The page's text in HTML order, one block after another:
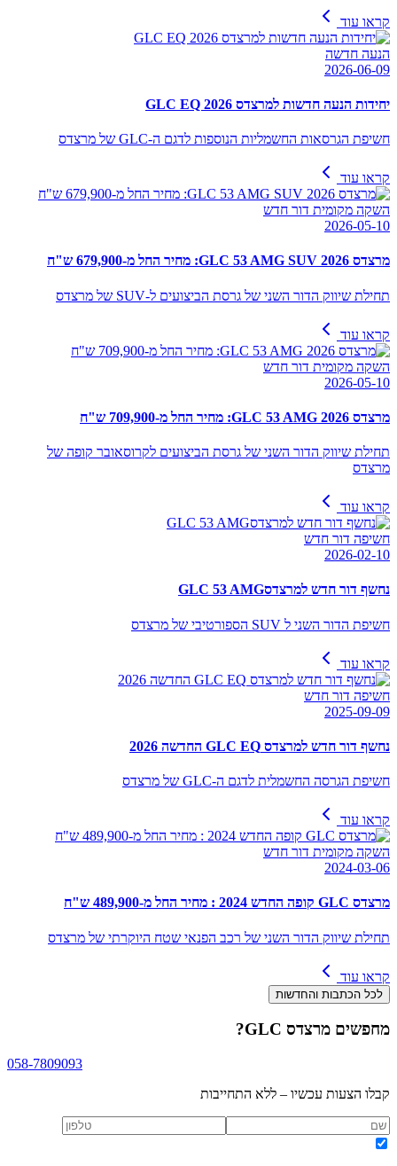
קראו עוד
הנעה חדשה
2026-06-09
יחידות הנעה חדשות למרצדס GLC EQ 2026
חשיפת הגרסאות החשמליות הנוספות לדגם ה-GLC של מרצדס
קראו עוד
השקה מקומית דור חדש
2026-05-10
מרצדס GLC 53 AMG SUV 2026: מחיר החל מ-679,900 ש"ח
תחילת שיווק הדור השני של גרסת הביצועים ל-SUV של מרצדס
קראו עוד
השקה מקומית דור חדש
2026-05-10
מרצדס GLC 53 AMG 2026: מחיר החל מ-709,900 ש"ח
תחילת שיווק הדור השני של גרסת הביצועים לקרוסאובר קופה של
מרצדס
קראו עוד
חשיפה דור חדש
2026-02-10
נחשף דור חדש למרצדסGLC 53 AMG
חשיפת הדור השני ל SUV הספורטיבי של מרצדס
קראו עוד
חשיפה דור חדש
2025-09-09
נחשף דור חדש למרצדס GLC EQ החדשה 2026
חשיפת הגרסה החשמלית לדגם ה-GLC של מרצדס
קראו עוד
השקה מקומית דור חדש
2024-03-06
מרצדס GLC קופה החדש 2024 : מחיר החל מ-489,900 ש"ח
תחילת שיווק הדור השני של רכב הפנאי שטח היוקרתי של מרצדס
קראו עוד
לכל הכתבות והחדשות
מחפשים מרצדס GLC ?
058-7809093
קבלו הצעות עכשיו – ללא התחייבות